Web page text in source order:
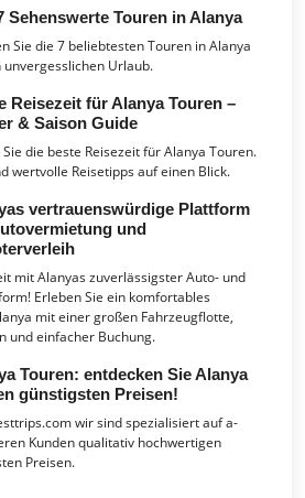
Sehenswerte Touren in Alanya
Sie die 7 beliebtesten Touren in Alanya
Urlaub.
Reisezeit für Alanya Touren –
& Saison Guide
die beste Reisezeit für Alanya Touren.
wertvolle Reisetipps auf einen Blick.
vertrauenswürdige Plattform
und
mit Alanyas zuverlässigster Auto- und
Erleben Sie ein komfortables
mit einer großen Fahrzeugflotte,
und einfacher Buchung.
Touren: entdecken Sie Alanya
günstigsten Preisen!
wir sind spezialisiert auf a-
Kunden qualitativ hochwertigen
Preisen.